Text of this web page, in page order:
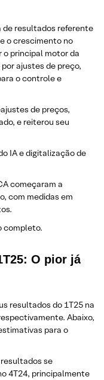
de resultados referente
o crescimento no
o principal motor da
ajustes de preço,
o controle e
de preços,
e reiterou seu
IA e digitalização de
começaram a
com medidas em
completo.
O pior já
resultados do 1T25 na
Abaixo,
para o
se
4T24, principalmente